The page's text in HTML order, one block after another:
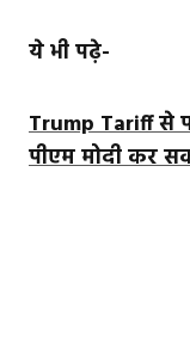
ये भी पढ़े-
Trump Tariff से
पीएम मोदी कर